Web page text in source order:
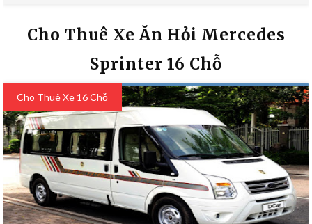
Cho Thuê Xe Ăn Hỏi Mercedes
Sprinter 16 Chỗ
Cho Thuê Xe 16 Chỗ